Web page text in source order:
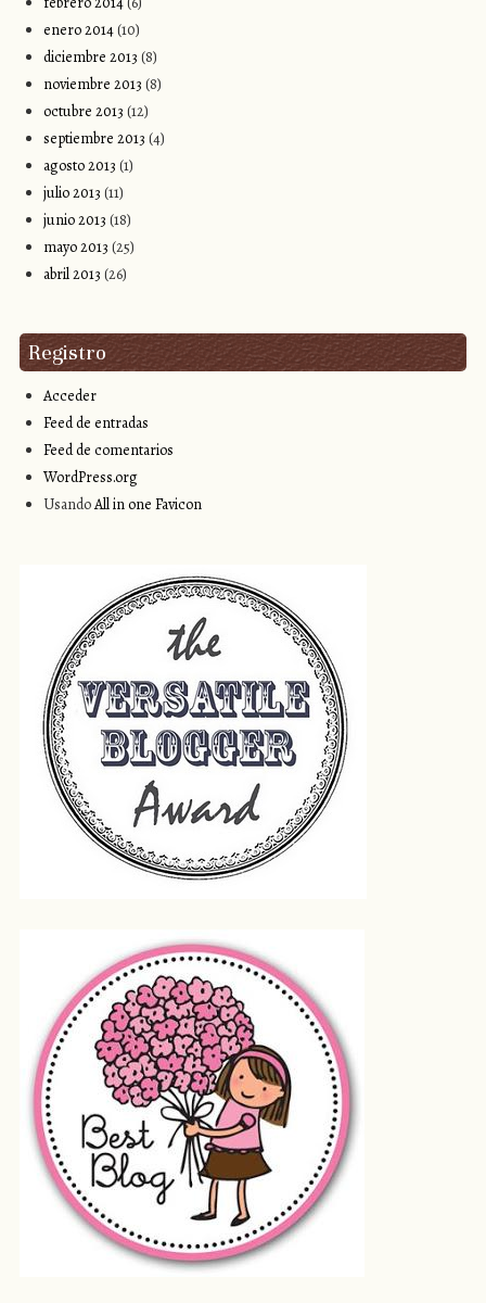
enero 2014(10)
diciembre 2013 (8)
noviembre 2013 (8)
octubre 2013 (12)
septiembre 2013 (4)
agosto 2013 (1)
julio 2013 (11)
junio 2013 (18)
mayo 2013 (25)
abril 2013 (26)
Registro
Acceder
Feed de entradas
Feed de comentarios
WordPress.org
UsandoAll in one Favicon